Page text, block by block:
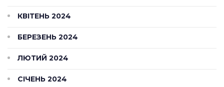
КВІТЕНЬ 2024
БЕРЕЗЕНЬ 2024
ЛЮТИЙ 2024
СІЧЕНЬ 2024